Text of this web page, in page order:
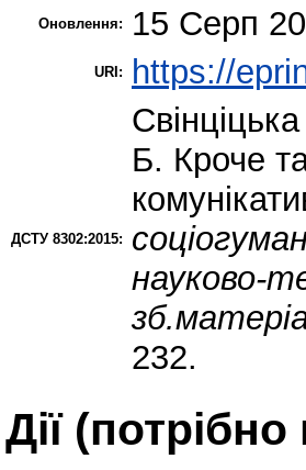
Оновлення: 15 Серп
URI: https://
ДСТУ 8302:2015:
Б. Кроче
науково-
232.
Дії ​​(потрібно